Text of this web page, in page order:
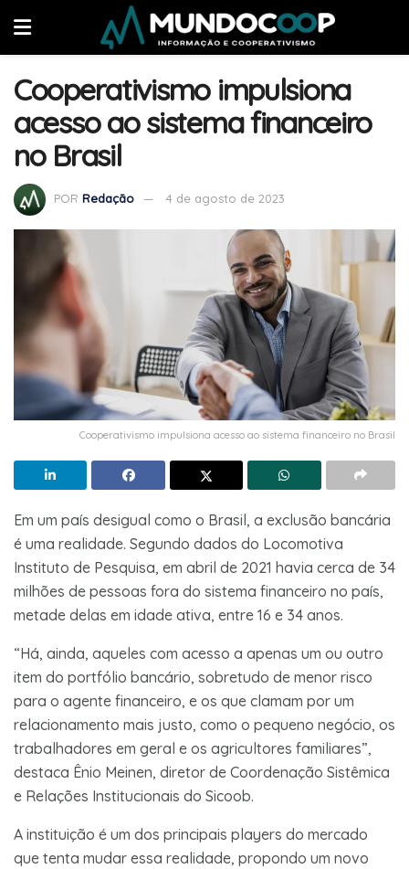
Cooperativismo impulsiona
acesso ao sistema financeiro
no Brasil
POR Redação 4 de agosto de 2023
Cooperativismo impulsiona acesso ao sistema financeiro no Brasil
Em um país desigual como o Brasil, a exclusão bancária
é uma realidade. Segundo dados do Locomotiva
Instituto de Pesquisa, em abril de 2021 havia cerca de 34
milhões de pessoas fora do sistema financeiro no país,
metade delas em idade ativa, entre 16 e 34 anos.
“Há, ainda, aqueles com acesso a apenas um ou outro
item do portfólio bancário, sobretudo de menor risco
para o agente financeiro, e os que clamam por um
relacionamento mais justo, como o pequeno negócio, os
trabalhadores em geral e os agricultores familiares”,
destaca Ênio Meinen, diretor de Coordenação Sistêmica
e Relações Institucionais do Sicoob.
A instituição é um dos principais players do mercado
que tenta mudar essa realidade, propondo um novo